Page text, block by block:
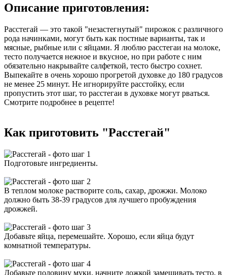
Описание приготовления:
Расстегай — это такой "незастегнутый" пирожок с различного
рода начинками, могут быть как постные варианты, так и
мясные, рыбные или с яйцами. Я люблю расстегаи на молоке,
тесто получается нежное и вкусное, но при работе с ним
обязательно накрывайте салфеткой, тесто быстро сохнет.
Выпекайте в очень хорошо прогретой духовке до 180 градусов
не менее 25 минут. Не игнорируйте расстойку, если
пропустить этот шаг, то расстегаи в духовке могут рваться.
Смотрите подробнее в рецепте!
Как приготовить "Расстегай"
Подготовьте ингредиенты.
В теплом молоке растворите соль, сахар, дрожжи. Молоко
должно быть 38-39 градусов для лучшего пробуждения
дрожжей.
Добавьте яйца, перемешайте. Хорошо, если яйца будут
комнатной температуры.
Добавьте половину муки, начните ложкой замешивать тесто, в